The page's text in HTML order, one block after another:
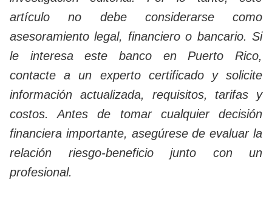
artículo no debe considerarse como
asesoramiento legal, financiero o bancario. Si
le interesa este banco en Puerto Rico,
contacte a un experto certificado y solicite
información actualizada, requisitos, tarifas y
costos. Antes de tomar cualquier decisión
financiera importante, asegúrese de evaluar la
relación riesgo-beneficio junto con un
profesional.